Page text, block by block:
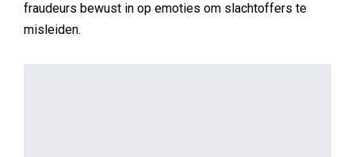
fraudeurs bewust in op emoties om slachtoffers te
misleiden.